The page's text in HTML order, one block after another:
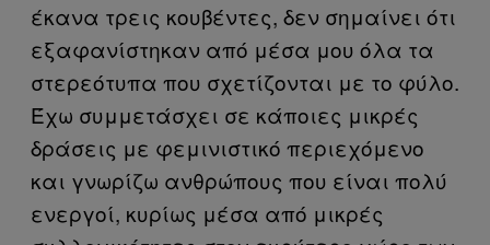
έκανα τρεις κουβέντες, δεν σημαίνει ότι
εξαφανίστηκαν από μέσα μου όλα τα
στερεότυπα που σχετίζονται με το φύλο.
Έχω συμμετάσχει σε κάποιες μικρές
δράσεις με φεμινιστικό περιεχόμενο
και γνωρίζω ανθρώπους που είναι πολύ
ενεργοί, κυρίως μέσα από μικρές